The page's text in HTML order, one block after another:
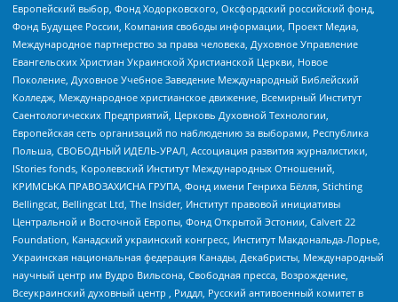
Европейский выбор, Фонд Ходорковского, Оксфордский российский фонд,
Фонд Будущее России, Компания свободы информации, Проект Медиа,
Международное партнерство за права человека, Духовное Управление
Евангельских Христиан Украинской Христианской Церкви, Новое
Поколение, Духовное Учебное Заведение Международный Библейский
Колледж, Международное христианское движение, Всемирный Институт
Саентологических Предприятий, Церковь Духовной Технологии,
Европейская сеть организаций по наблюдению за выборами, Республика
Польша, СВОБОДНЫЙ ИДЕЛЬ-УРАЛ, Ассоциация развития журналистики,
IStories fonds, Королевский Институт Международных Отношений,
КРИМСЬКА ПРАВОЗАХИСНА ГРУПА, Фонд имени Генриха Бёлля, Stichting
Bellingcat, Bellingcat Ltd, The Insider, Институт правовой инициативы
Центральной и Восточной Европы, Фонд Открытой Эстонии, Calvert 22
Foundation, Канадский украинский конгресс, Институт Макдональда-Лорье,
Украинская национальная федерация Канады, Декабристы, Международный
научный центр им Вудро Вильсона, Свободная пресса, Возрождение,
Всеукраинский духовный центр , Риддл, Русский антивоенный комитет в